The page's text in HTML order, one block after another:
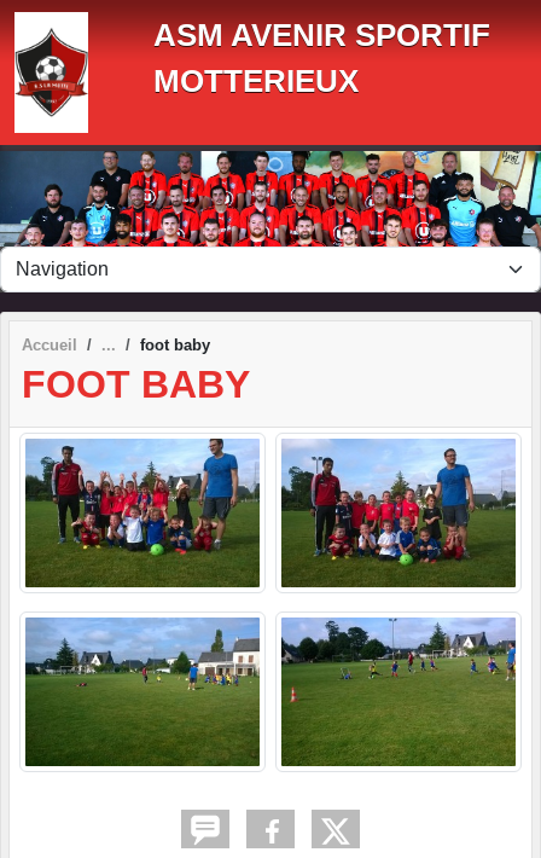
ASM AVENIR SPORTIF
MOTTERIEUX
Accueil foot baby
FOOT BABY
Panneau de gestion des cookies